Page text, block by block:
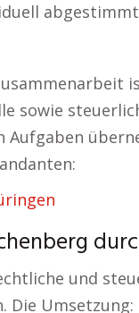
sowie
Aufgaben
und
Die